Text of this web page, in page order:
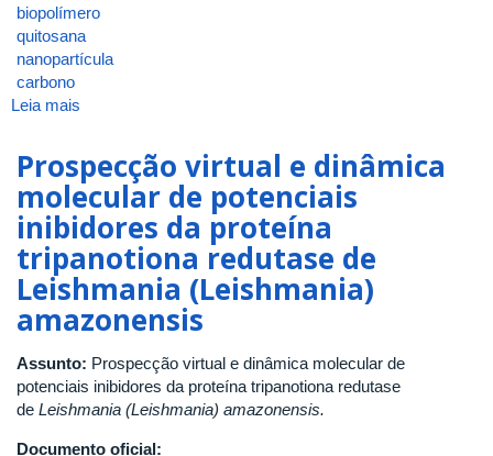
biopolímero
quitosana
nanopartícula
carbono
Leia mais
caracterização
espectroscópica
de
biopolímeros
de
quitosana
na
presença
de
corantes
naturais
nanopartículas
Prospecção virtual e dinâmica
molecular de potenciais
inibidores da proteína
tripanotiona redutase de
Leishmania (Leishmania)
amazonensis
Assunto: Prospecção virtual e dinâmica molecular de
potenciais inibidores da proteína tripanotiona redutase
de Leishmania (Leishmania) amazonensis.
Documento oficial: